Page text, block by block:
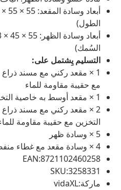
الطول)
السُمك)
التسليم يِشتمل على:
1 × مقعد ركني مع مسند
مع حقيبة مقاومة للماء
1 × مقعد أوسط به خاصية التخزين مع حقيبة مقاومة للماء
2 × مقعد ركني مع مسند
التخزين مع حقيبة مقاومة
5 × وسادة ظهر
4 × وسادة مقعد مع غطاء منفصل وقابل للغسل
EAN:8721102460258
SKU:3258331
ماركة:vidaXL